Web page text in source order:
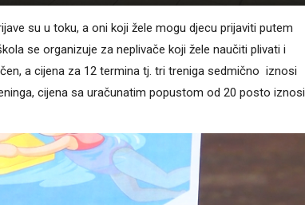
su u toku, a oni koji žele mogu djecu prijaviti putem
se organizuje za neplivače koji žele naučiti plivati i
a cijena za 12 termina tj. tri treniga sedmično iznosi
cijena sa uračunatim popustom od 20 posto iznosi